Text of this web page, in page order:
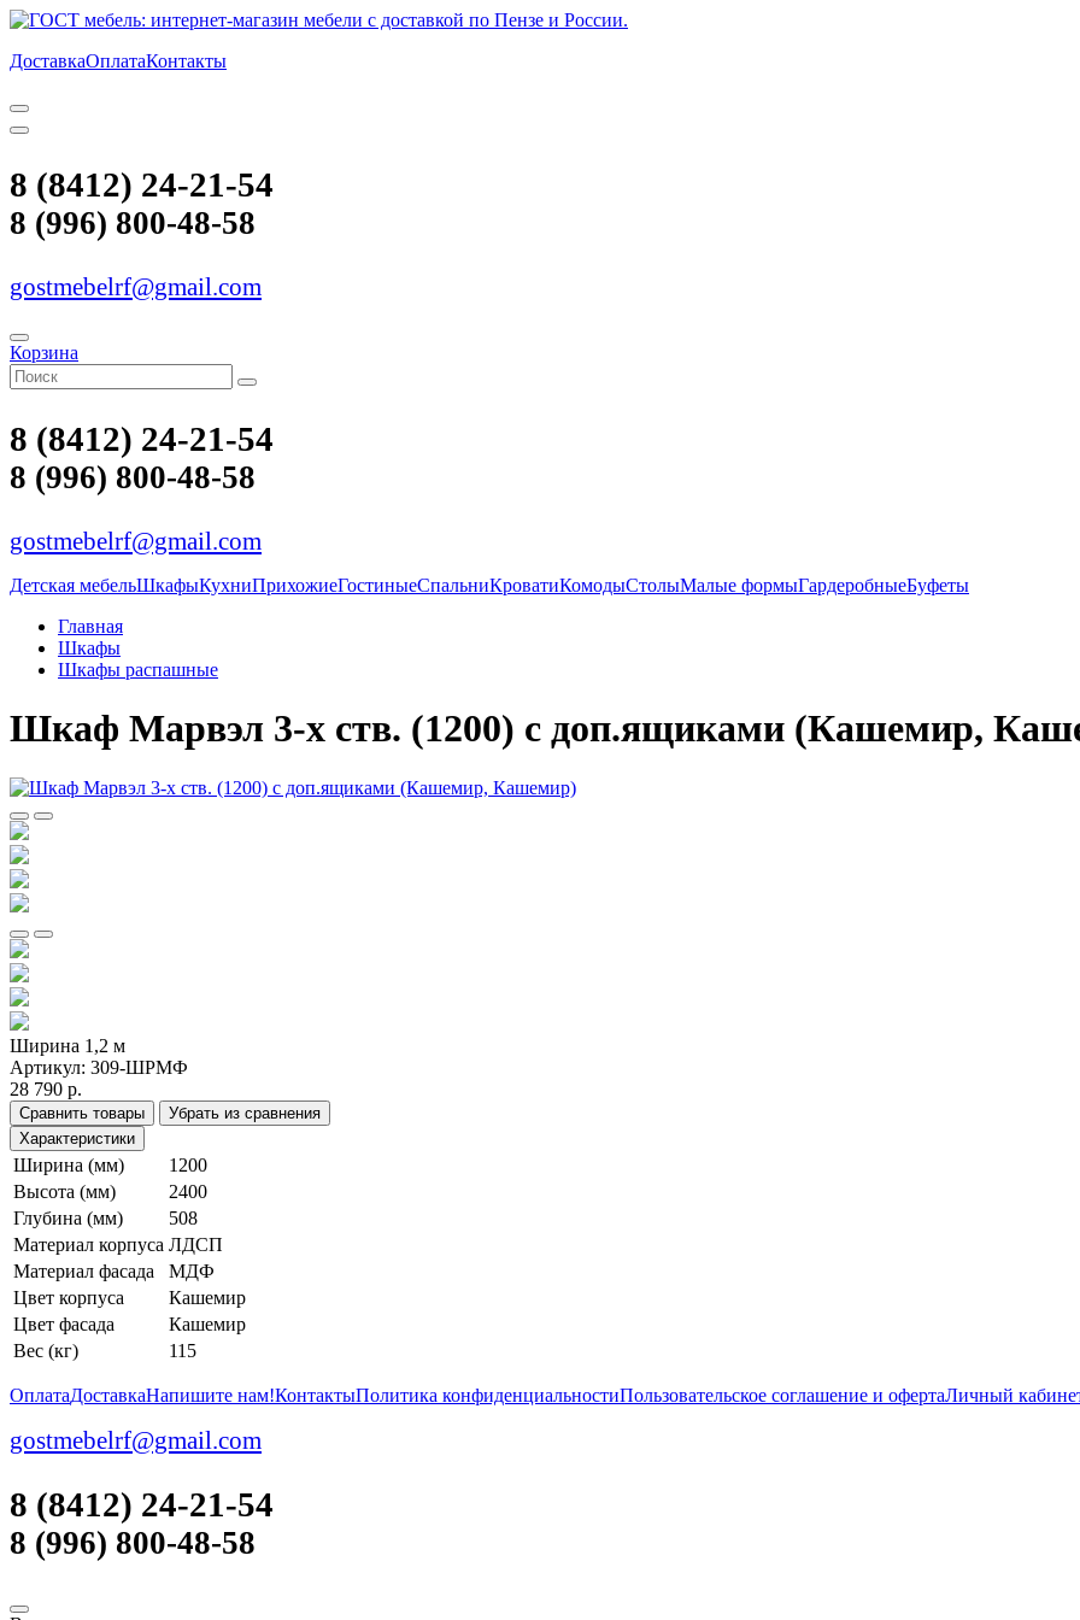
ДоставкаОплатаКонтакты
8 (8412) 24-21-54
8 (996) 800-48-58
gostmebelrf@gmail.com
Корзина
8 (8412) 24-21-54
8 (996) 800-48-58
gostmebelrf@gmail.com
Детская мебельШкафыКухниПрихожиеГостиныеСпальниКроватиКомодыСтолыМалые формыГардеробныеБуфеты
Главная
Шкафы
Шкафы распашные
Шкаф Марвэл 3-х ств. (1200) с доп.ящиками (Кашемир,
Ширина 1,2 м
Артикул: 309-ШРМФ
28 790 р.
Сравнить товары
Убрать из сравнения
Характеристики
Ширина (мм)
1200
Высота (мм)
2400
Глубина (мм)
508
Материал корпуса ЛДСП
Материал фасада
МДФ
Цвет корпуса
Кашемир
Цвет фасада
Кашемир
Вес (кг)
115
ОплатаДоставкаНапишите нам!КонтактыПолитика конфиденциальностиПользовательское соглашение и офертаЛичный
gostmebelrf@gmail.com
8 (8412) 24-21-54
8 (996) 800-48-58